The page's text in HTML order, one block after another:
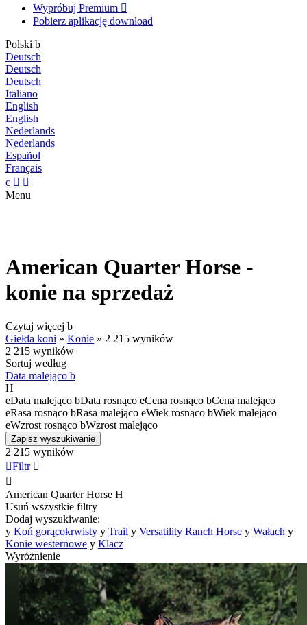
Wypróbuj Premium 
Pobierz aplikację download
Polski b
Deutsch
Deutsch
Deutsch
Italiano
English
English
Nederlands
Nederlands
Español
Français
c  
Menu
American Quarter Horse -
konie na sprzedaż
Czytaj więcej b
Giełda koni » Konie » 2 215 wyników
2 215 wyników
Sortuj według
Data malejąco b
H
eData malejąco bData rosnąco eCena rosnąco bCena malejąco
eRasa rosnąco bRasa malejąco eWiek rosnąco bWiek malejąco
eWzrost rosnąco bWzrost malejąco
Zapisz wyszukiwanie
2 215 wyników
Filtr 

American Quarter Horse H
Usuń wszystkie filtry
Dodaj wyszukiwanie:
y Koń gorącokrwisty y Trail y Versatility Ranch Horse y Wałach y
Konie westernowe y Klacz
Wyróżnienie